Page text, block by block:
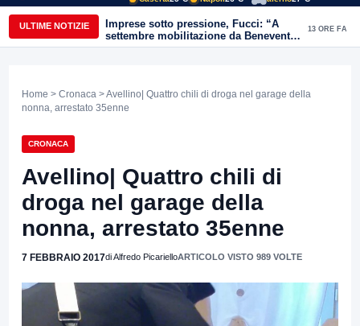
ULTIME NOTIZIE
Imprese sotto pressione, Fucci: “A
settembre mobilitazione da Benevento
e Avellino”
13 ORE FA
Home > Cronaca > Avellino| Quattro chili di droga nel garage della
nonna, arrestato 35enne
CRONACA
Avellino| Quattro chili di
droga nel garage della
nonna, arrestato 35enne
7 FEBBRAIO 2017di Alfredo PicarielloARTICOLO VISTO 989 VOLTE